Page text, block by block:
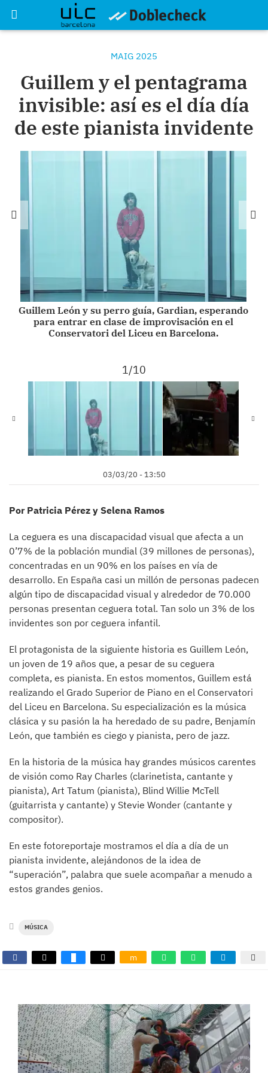
MAIG 2025
Guillem y el pentagrama
invisible: así es el día día
de este pianista invidente
Guillem León y su perro guía, Gardian, esperando
para entrar en clase de improvisación en el
Conservatori del Liceu en Barcelona.
1/10
03/03/20 - 13:50
Por Patricia Pérez y Selena Ramos
La ceguera es una discapacidad visual que afecta a un
0’7% de la población mundial (39 millones de personas),
concentradas en un 90% en los países en vía de
desarrollo. En España casi un millón de personas padecen
algún tipo de discapacidad visual y alrededor de 70.000
personas presentan ceguera total. Tan solo un 3% de los
invidentes son por ceguera infantil.
​El protagonista de la siguiente historia es Guillem León,
un joven de 19 años que, a pesar de su ceguera
completa, es pianista. En estos momentos, Guillem está
realizando el Grado Superior de Piano en el Conservatori
del Liceu en Barcelona. Su especialización es la música
clásica y su pasión la ha heredado de su padre, Benjamín
León, que también es ciego y pianista, pero de jazz.
En la historia de la música hay grandes músicos carentes
de visión como Ray Charles (clarinetista, cantante y
pianista), Art Tatum (pianista), Blind Willie McTell
(guitarrista y cantante) y Stevie Wonder (cantante y
compositor).
En este fotoreportaje mostramos el día a día de un
pianista invidente, alejándonos de la idea de
“superación”, palabra que suele acompañar a menudo a
estos grandes genios.
MÚSICA
m